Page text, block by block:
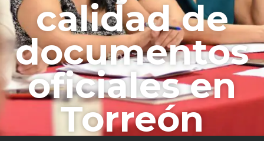
calidad de
documentos
oficiales en
Torreón